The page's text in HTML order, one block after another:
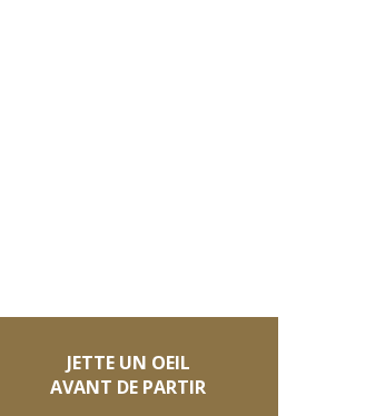
JETTE UN OEIL
AVANT DE PARTIR